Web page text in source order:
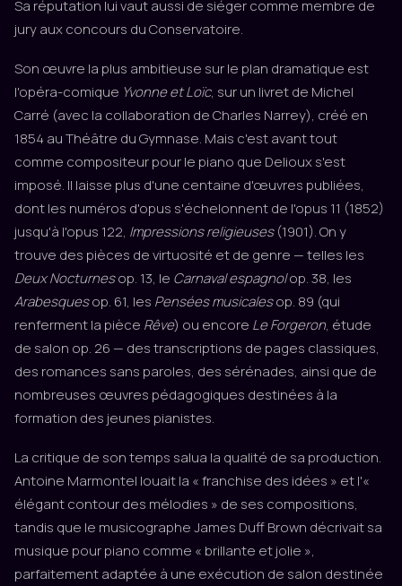
Sa réputation lui vaut aussi de siéger comme membre de
jury aux concours du Conservatoire.
Son œuvre la plus ambitieuse sur le plan dramatique est
l'opéra-comique Yvonne et Loïc, sur un livret de Michel
Carré (avec la collaboration de Charles Narrey), créé en
1854 au Théâtre du Gymnase. Mais c'est avant tout
comme compositeur pour le piano que Delioux s'est
imposé. Il laisse plus d'une centaine d'œuvres publiées,
dont les numéros d'opus s'échelonnent de l'opus 11 (1852)
jusqu'à l'opus 122, Impressions religieuses(1901). On y
trouve des pièces de virtuosité et de genre — telles les
Deux Nocturnesop. 13, le Carnaval espagnolop. 38, les
Arabesquesop. 61, les Pensées musicalesop. 89 (qui
renferment la pièce Rêve) ou encore Le Forgeron, étude
de salon op. 26 — des transcriptions de pages classiques,
des romances sans paroles, des sérénades, ainsi que de
nombreuses œuvres pédagogiques destinées à la
formation des jeunes pianistes.
La critique de son temps salua la qualité de sa production.
Antoine Marmontel louait la « franchise des idées » et l'«
élégant contour des mélodies » de ses compositions,
tandis que le musicographe James Duff Brown décrivait sa
musique pour piano comme « brillante et jolie »,
parfaitement adaptée à une exécution de salon destinée